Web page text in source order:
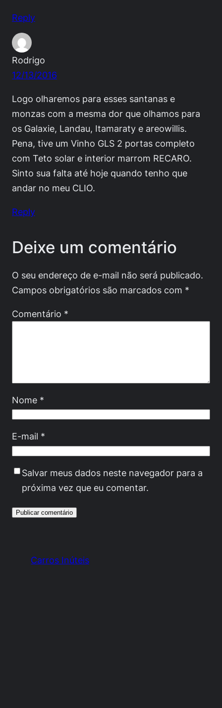
Reply
Rodrigo
12/13/2016
Logo olharemos para esses santanas e
monzas com a mesma dor que olhamos para
os Galaxie, Landau, Itamaraty e areowillis.
Pena, tive um Vinho GLS 2 portas completo
com Teto solar e interior marrom RECARO.
Sinto sua falta até hoje quando tenho que
andar no meu CLIO.
Reply
Deixe um comentário
O seu endereço de e-mail não será publicado.
Campos obrigatórios são marcados com *
Comentário *
Nome *
E-mail *
Salvar meus dados neste navegador para a
próxima vez que eu comentar.
Carros Inúteis